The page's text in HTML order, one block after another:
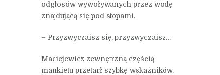
odgłosów wywoływanych przez wodę
znajdującą się pod stopami.
– Przyzwyczaisz się, przyzwyczaisz…
Maciejewicz zewnętrzną częścią
mankietu przetarł szybkę wskaźników.